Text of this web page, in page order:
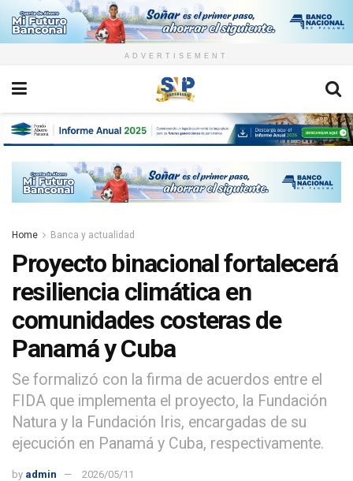
ADVERTISEMENT
Home Banca y actualidad
Proyecto binacional fortalecerá
resiliencia climática en
comunidades costeras de
Panamá y Cuba
Se formalizó con la firma de acuerdos entre el
FIDA que implementa el proyecto, la Fundación
Natura y la Fundación Iris, encargadas de su
ejecución en Panamá y Cuba, respectivamente.
by admin 2026/05/11